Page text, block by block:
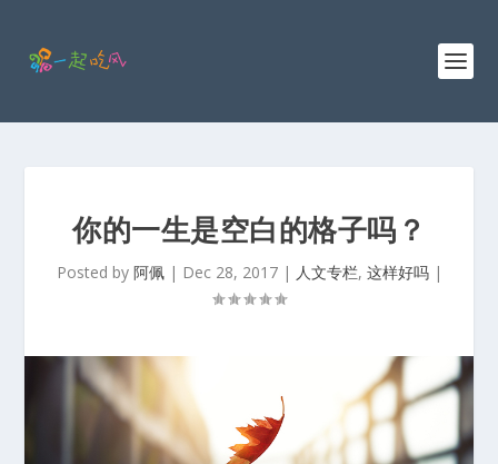
你的一生是空白的格子吗？
Posted by 阿佩| Dec 28, 2017| 人文专栏, 这样好吗|